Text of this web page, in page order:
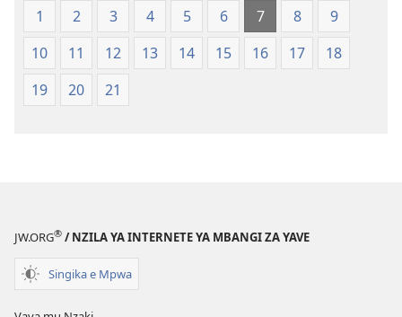
1 2 3 4 5 6 7 8
9
10
11 12 13 14 15 16 17
18
19
20 21
JW.ORG® / NZILA YA INTERNETE YA MBANGI ZA YAVE
Singika e Mpwa